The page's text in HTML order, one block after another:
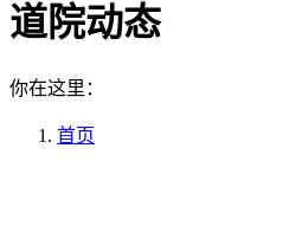
道院动态
你在这里：
首页